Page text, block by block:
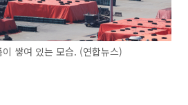
쌓여 있는 모습. (연합뉴스)